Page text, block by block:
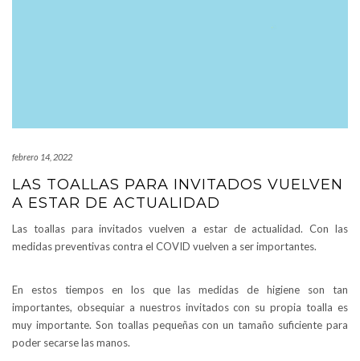
febrero 14, 2022
LAS TOALLAS PARA INVITADOS VUELVEN
A ESTAR DE ACTUALIDAD
Las toallas para invitados vuelven a estar de actualidad. Con las
medidas preventivas contra el COVID vuelven a ser importantes.
En estos tiempos en los que las medidas de higiene son tan
importantes, obsequiar a nuestros invitados con su propia toalla es
muy importante. Son toallas pequeñas con un tamaño suficiente para
poder secarse las manos.